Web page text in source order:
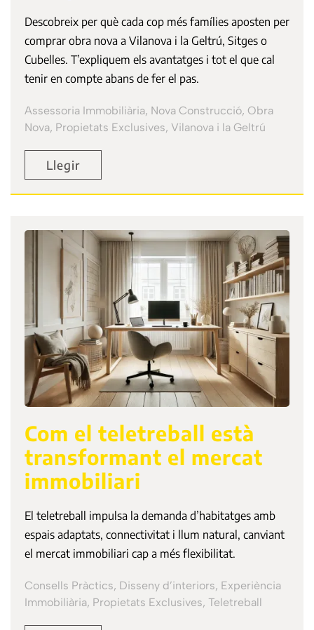
Descobreix per què cada cop més famílies aposten per
comprar obra nova a Vilanova i la Geltrú, Sitges o
Cubelles. T’expliquem els avantatges i tot el que cal
tenir en compte abans de fer el pas.
Assessoria Immobiliària, Nova Construcció, Obra
Nova, Propietats Exclusives, Vilanova i la Geltrú
Llegir
Com el teletreball està
transformant el mercat
immobiliari
El teletreball impulsa la demanda d’habitatges amb
espais adaptats, connectivitat i llum natural, canviant
el mercat immobiliari cap a més flexibilitat.
Consells Pràctics, Disseny d’interiors, Experiència
Immobiliària, Propietats Exclusives, Teletreball